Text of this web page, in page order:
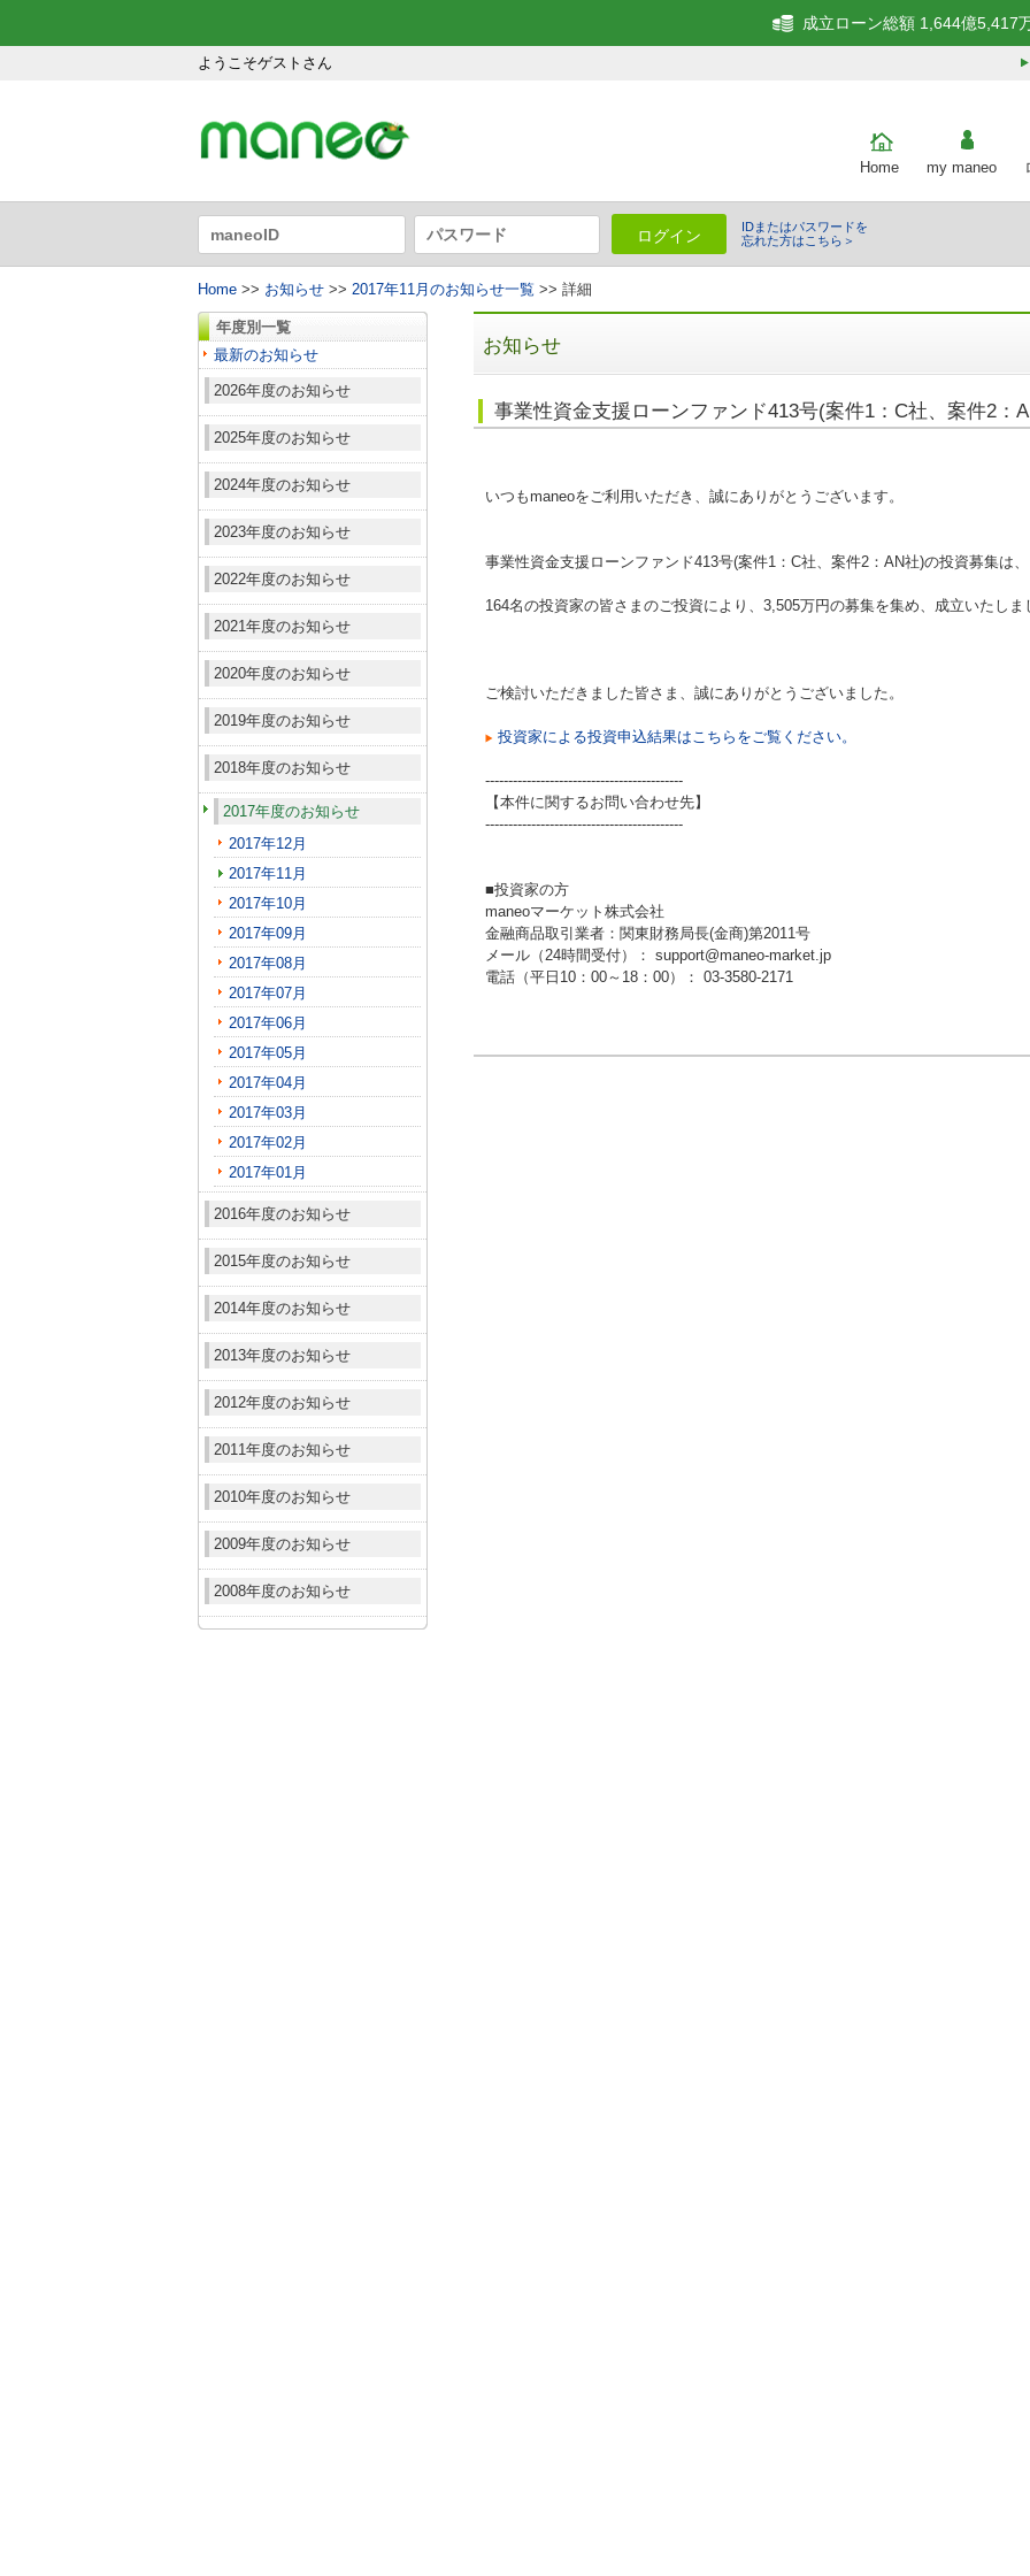
ようこそゲストさん
成立ローン総額 1,644億5,417
Home my maneo
ログイン
IDまたはパスワードを
忘れた方はこちら＞
Home >> お知らせ >> 2017年11月のお知らせ一覧 >> 詳細
年度別一覧
最新のお知らせ
2026年度のお知らせ
2025年度のお知らせ
2024年度のお知らせ
2023年度のお知らせ
2022年度のお知らせ
2021年度のお知らせ
2020年度のお知らせ
2019年度のお知らせ
2018年度のお知らせ
2017年度のお知らせ
2017年12月
2017年11月
2017年10月
2017年09月
2017年08月
2017年07月
2017年06月
2017年05月
2017年04月
2017年03月
2017年02月
2017年01月
2016年度のお知らせ
2015年度のお知らせ
2014年度のお知らせ
2013年度のお知らせ
2012年度のお知らせ
2011年度のお知らせ
2010年度のお知らせ
2009年度のお知らせ
2008年度のお知らせ
お知らせ
事業性資金支援ローンファンド413号(案件1：C社、案件2：
いつもmaneoをご利用いただき、誠にありがとうございます。
事業性資金支援ローンファンド413号(案件1：C社、案件2：AN社)の投資募集は、
164名の投資家の皆さまのご投資により、3,505万円の募集を集め、成立いたしま
ご検討いただきました皆さま、誠にありがとうございました。
投資家による投資申込結果はこちらをご覧ください。
-------------------------------------------
【本件に関するお問い合わせ先】
-------------------------------------------
■投資家の方
maneoマーケット株式会社
金融商品取引業者：関東財務局長(金商)第2011号
メール（24時間受付）： support@maneo-market.jp
電話（平日10：00～18：00）： 03-3580-2171